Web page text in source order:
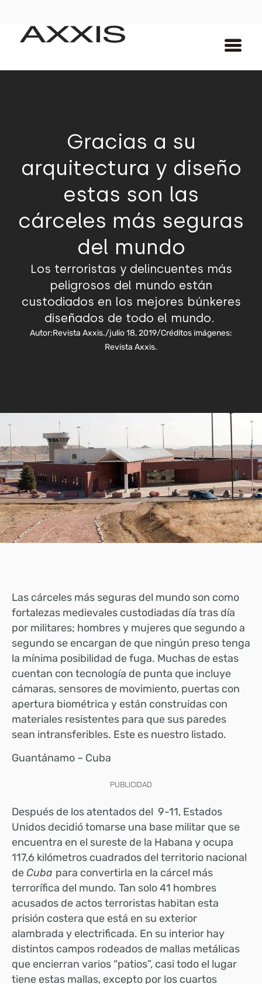
Gracias a su
arquitectura y diseño
estas son las
cárceles más seguras
del mundo
Los terroristas y delincuentes más
peligrosos del mundo están
custodiados en los mejores búnkeres
diseñados de todo el mundo.
Autor:Revista Axxis./julio 18, 2019/Créditos imágenes:
Revista Axxis.
Las cárceles más seguras del mundo son como
fortalezas medievales custodiadas día tras día
por militares; hombres y mujeres que segundo a
segundo se encargan de que ningún preso tenga
la mínima posibilidad de fuga. Muchas de estas
cuentan con tecnología de punta que incluye
cámaras, sensores de movimiento, puertas con
apertura biométrica y están construidas con
materiales resistentes para que sus paredes
sean intransferibles. Este es nuestro listado.
Guantánamo – Cuba
PUBLICIDAD
Después de los atentados del 9-11, Estados
Unidos decidió tomarse una base militar que se
encuentra en el sureste de la Habana y ocupa
117,6 kilómetros cuadrados del territorio nacional
de Cuba para convertirla en la cárcel más
terrorífica del mundo. Tan solo 41 hombres
acusados de actos terroristas habitan esta
prisión costera que está en su exterior
alambrada y electrificada. En su interior hay
distintos campos rodeados de mallas metálicas
que encierran varios “patios”, casi todo el lugar
tiene estas mallas, excepto por los cuartos